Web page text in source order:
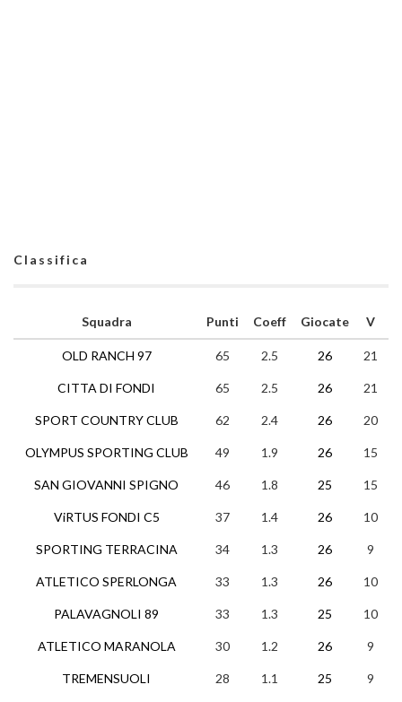
Classifica
Squadra
OLD RANCH 97
CITTA DI FONDI
SPORT COUNTRY CLUB
OLYMPUS SPORTING CLUB
SAN GIOVANNI SPIGNO
ViRTUS FONDI C5
SPORTING TERRACINA
ATLETICO SPERLONGA
PALAVAGNOLI 89
ATLETICO MARANOLA
TREMENSUOLI
Punti Coeff Giocate V
65 2.5 26 21
65 2.5 26 21
62 2.4 26 20
49 1.9 26 15
46 1.8 25 15
37 1.4 26 10
34 1.3 26 9
33 1.3 26 10
33 1.3 25 10
30 1.2 26 9
28 1.1 25 9